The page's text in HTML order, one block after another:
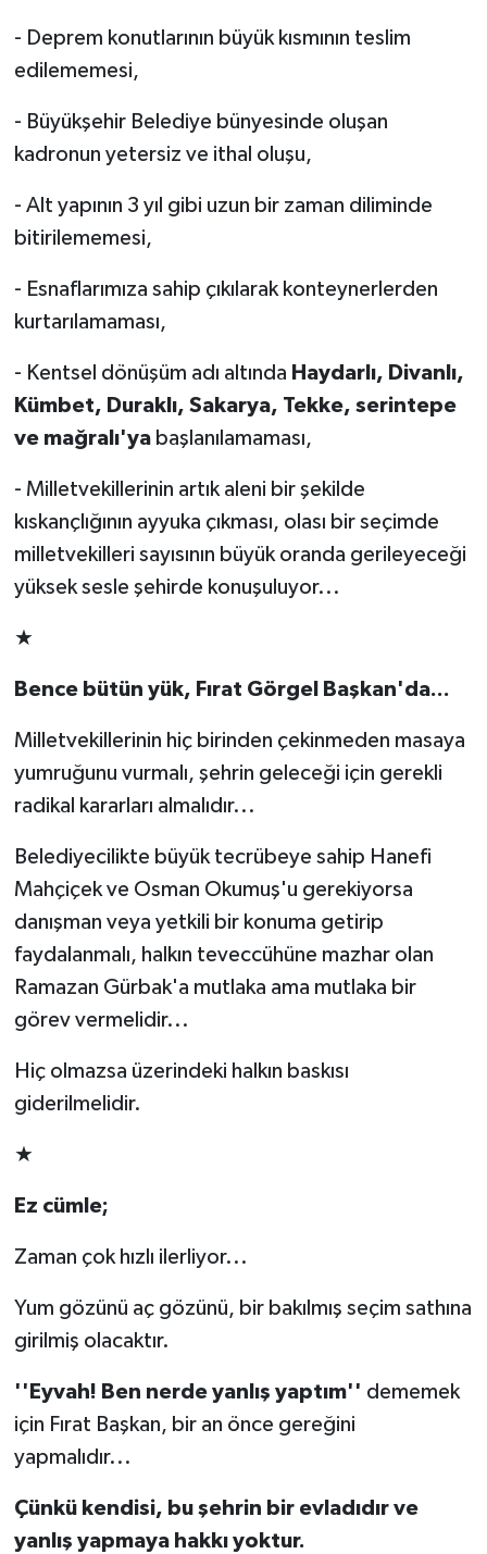
- Deprem konutlarının büyük kısmının teslim
edilememesi,
- Büyükşehir Belediye bünyesinde oluşan
kadronun yetersiz ve ithal oluşu,
- Alt yapının 3 yıl gibi uzun bir zaman diliminde
bitirilememesi,
- Esnaflarımıza sahip çıkılarak konteynerlerden
kurtarılamaması,
- Kentsel dönüşüm adı altında Haydarlı, Divanlı,
Kümbet, Duraklı, Sakarya, Tekke, serintepe
ve mağralı'yabaşlanılamaması,
- Milletvekillerinin artık aleni bir şekilde
kıskançlığının ayyuka çıkması, olası bir seçimde
milletvekilleri sayısının büyük oranda gerileyeceği
yüksek sesle şehirde konuşuluyor...
★
Bence bütün yük, Fırat Görgel Başkan'da...
Milletvekillerinin hiç birinden çekinmeden masaya
yumruğunu vurmalı, şehrin geleceği için gerekli
radikal kararları almalıdır...
Belediyecilikte büyük tecrübeye sahip Hanefi
Mahçiçek ve Osman Okumuş'u gerekiyorsa
danışman veya yetkili bir konuma getirip
faydalanmalı, halkın teveccühüne mazhar olan
Ramazan Gürbak'a mutlaka ama mutlaka bir
görev vermelidir...
Hiç olmazsa üzerindeki halkın baskısı
giderilmelidir.
★
Ez cümle;
Zaman çok hızlı ilerliyor...
Yum gözünü aç gözünü, bir bakılmış seçim sathına
girilmiş olacaktır.
''Eyvah! Ben nerde yanlış yaptım'' dememek
için Fırat Başkan, bir an önce gereğini
yapmalıdır...
Çünkü kendisi, bu şehrin bir evladıdır ve
yanlış yapmaya hakkı yoktur.